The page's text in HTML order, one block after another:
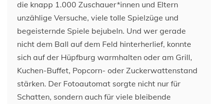
die knapp 1.000 Zuschauer*innen und Eltern
unzählige Versuche, viele tolle Spielzüge und
begeisternde Spiele bejubeln. Und wer gerade
nicht dem Ball auf dem Feld hinterherlief, konnte
sich auf der Hüpfburg warmhalten oder am Grill,
Kuchen-Buffet, Popcorn- oder Zuckerwattenstand
stärken. Der Fotoautomat sorgte nicht nur für
Schatten, sondern auch für viele bleibende